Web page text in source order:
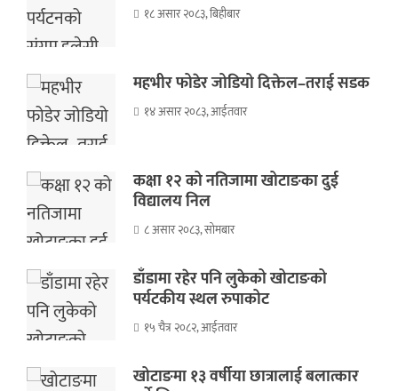
१८ असार २०८३, बिहीबार
महभीर फोडेर जोडियो दिक्तेल–तराई सडक
१४ असार २०८३, आईतवार
कक्षा १२ को नतिजामा खोटाङका दुई
विद्यालय निल
८ असार २०८३, सोमबार
डाँडामा रहेर पनि लुकेको खोटाङको
पर्यटकीय स्थल रुपाकोट
१५ चैत्र २०८२, आईतवार
खोटाङमा १३ वर्षीया छात्रालाई बलात्कार